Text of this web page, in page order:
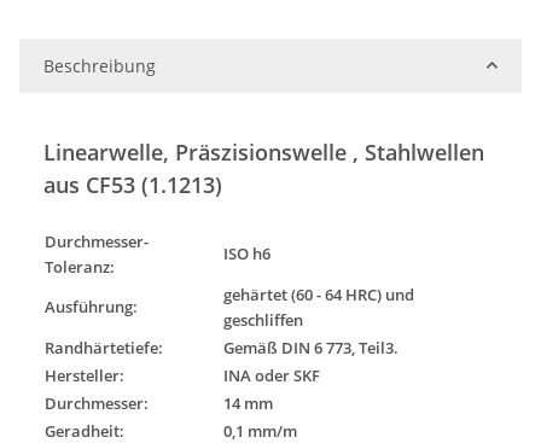
Beschreibung
Linearwelle, Präszisionswelle , Stahlwellen
aus CF53 (1.1213)
Durchmesser-
Toleranz:
ISO h6
Ausführung:
gehärtet (60 - 64 HRC) und
geschliffen
Randhärtetiefe:
Gemäß DIN 6 773, Teil3.
Hersteller:
INA oder SKF
Durchmesser:
14 mm
Geradheit:
0,1 mm/m